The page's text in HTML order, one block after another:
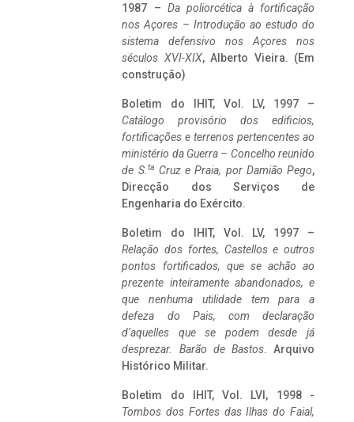
1987 – Da poliorcética à fortificação
nos Açores – Introdução ao estudo do
sistema defensivo nos Açores nos
séculos XVI-XIX, Alberto Vieira. (Em
construção)
Boletim do IHIT, Vol. LV, 1997 –
Catálogo provisório dos edificios,
fortificações e terrenos pertencentes ao
ministério da Guerra – Concelho reunido
de S. ta Cruz e Praia, por Damião Pego,
Direcção dos Serviços de
Engenharia do Exército.
Boletim do IHIT, Vol. LV, 1997 –
Relação dos fortes, Castellos e outros
pontos fortificados, que se achão ao
prezente inteiramente abandonados, e
que nenhuma utilidade tem para a
defeza do Pais, com declaração
d’aquelles que se podem desde já
desprezar. Barão de Bastos. Arquivo
Histórico Militar.
Boletim do IHIT, Vol. LVI, 1998 -
Tombos dos Fortes das Ilhas do Faial,